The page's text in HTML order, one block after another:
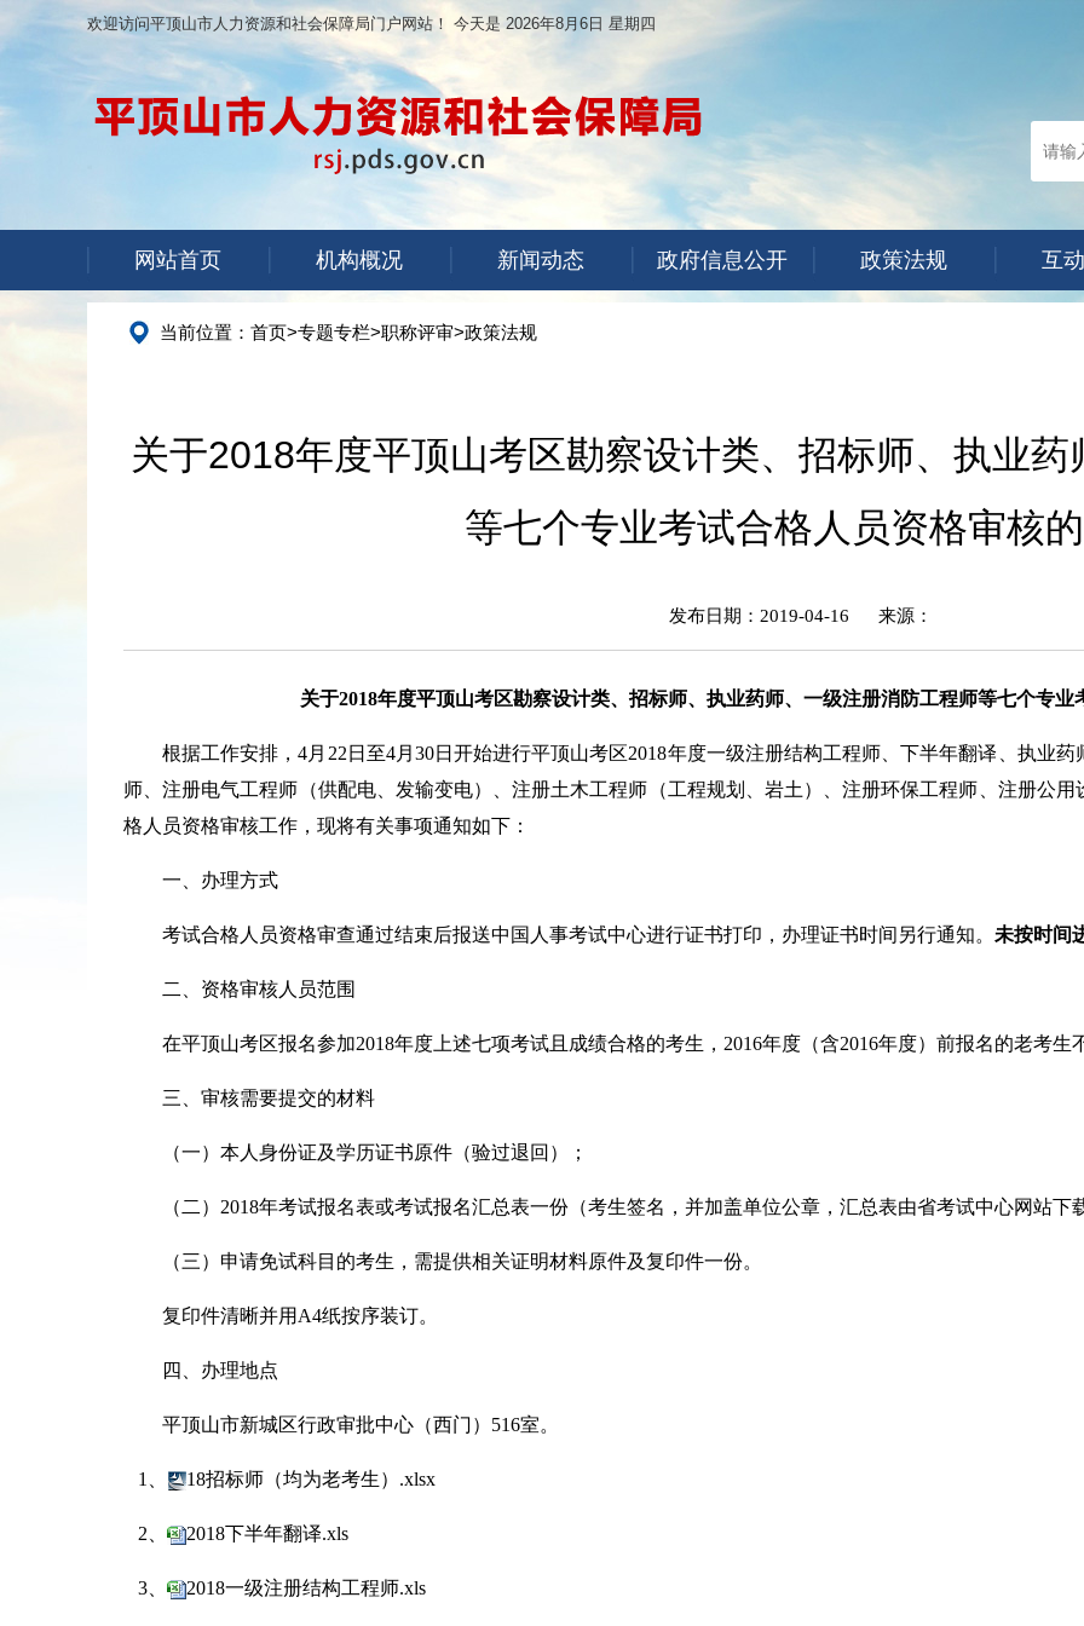
欢迎访问平顶山市人力资源和社会保障局门户网站！ 今天是 2026年8月6日 星期四
网站首页 机构概况 新闻动态 政府信息公开 政策法规 互
当前位置： 首页>专题专栏>职称评审>政策法规
关于2018年度平顶山考区勘察设计类、招标师、执业
等七个专业考试合格人员资格审核
发布日期：2019-04-16 来源：
关于2018年度平顶山考区勘察设计类、招标师、执业药师、一级注册消防工程师等七个专
根据工作安排，4月22日至4月30日开始进行平顶山考区2018年度一级注册结构工程师、下半年翻译、执业
师、注册电气工程师（供配电、发输变电）、注册土木工程师（工程规划、岩土）、注册环保工程师、注册公
格人员资格审核工作，现将有关事项通知如下：
一、办理方式
考试合格人员资格审查通过结束后报送中国人事考试中心进行证书打印，办理证书时间另行通知。 未按时间
二、资格审核人员范围
在平顶山考区报名参加2018年度上述七项考试且成绩合格的考生，2016年度（含2016年度）前报名的老考生
三、审核需要提交的材料
（一） 本人身份证及学历证书原件（验过退回）；
（二） 2018年考试报名表或考试报名汇总表一份（考生签名，并加盖单位公章，汇总表由省考试中心网站下
（三） 申请免试科目的考生，需提供相关证明材料原件及复印件一份。
复印件清晰并用 A4纸按序装订。
四、办理地点
平顶山市新城区行政审批中心（西门） 516室。
1、 18招标师（均为老考生）.xlsx
2、 2018下半年翻译.xls
3、 2018一级注册结构工程师.xls